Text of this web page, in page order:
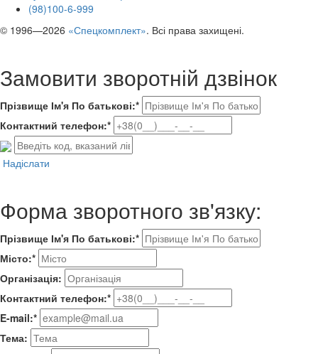
(98)100-6-999
© 1996—2026 «Спецкомплект». Всі права захищені.
Замовити зворотній дзвінок
Прізвище Ім'я По батькові:*
Контактний телефон:*
Надіслати
Форма зворотного зв'язку:
Прізвище Ім'я По батькові:*
Місто:*
Організація:
Контактний телефон:*
E-mail:*
Тема: